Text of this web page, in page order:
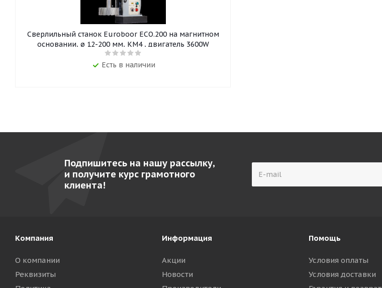
Сверлильный станок Euroboor ECO.200 на магнитном
основании, ø 12-200 мм, КМ4 , двигатель 3600W
Есть в наличии
Подпишитесь на нашу рассылку,
и получите курс грамотного
клиента!
Компания
О компании
Реквизиты
Информация
Акции
Новости
Помощь
Условия оплаты
Условия доставки